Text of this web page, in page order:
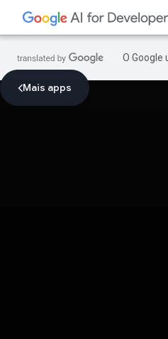
O Google
Mais apps